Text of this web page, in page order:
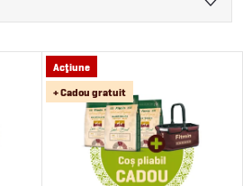
Acţiune
+ Cadou gratuit